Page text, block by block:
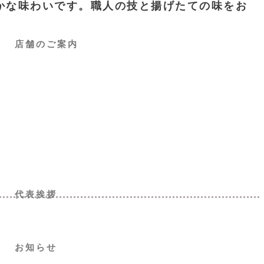
店舗のご案内
代表挨拶
お知らせ
味わいです。職人の技と揚げたての味をお